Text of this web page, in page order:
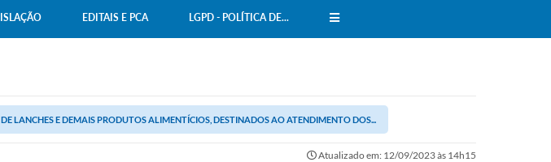
EDITAIS E PCA LGPD - POLÍTICA DE...
LANCHES E DEMAIS PRODUTOS ALIMENTÍCIOS, DESTINADOS AO ATENDIMENTO DOS...
Atualizado em: 12/09/2023 às 14h15